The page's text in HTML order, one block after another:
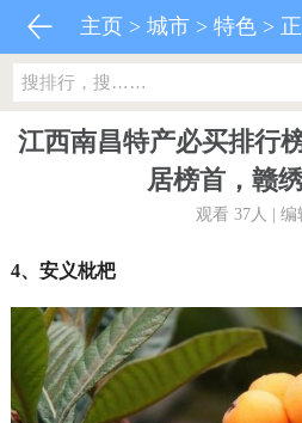
主页 >城市 >特色 >
江西南昌特产必买排行
居榜首，赣
观看 37人 | 编
4、安义枇杷